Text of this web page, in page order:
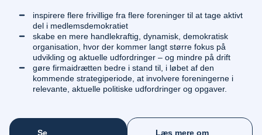
inspirere flere frivillige fra flere foreninger til at tage aktivt
del i medlemsdemokratiet
skabe en mere handlekraftig, dynamisk, demokratisk
organisation, hvor der kommer langt større fokus på
udvikling og aktuelle udfordringer – og mindre på drift
gøre firmaidrætten bedre i stand til, i løbet af den
kommende strategiperiode, at involvere foreningerne i
relevante, aktuelle politiske udfordringer og opgaver.
Se
Læs mere om